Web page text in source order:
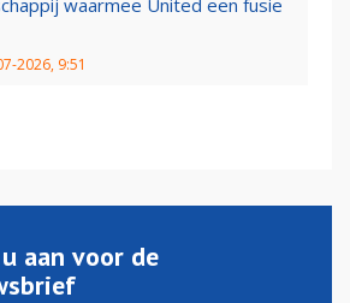
2026, 9:51
aan voor de